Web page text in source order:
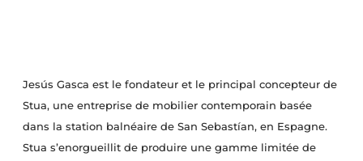
Jesús Gasca est le fondateur et le principal concepteur de
Stua, une entreprise de mobilier contemporain basée
dans la station balnéaire de San Sebastían, en Espagne.
Stua s’enorgueillit de produire une gamme limitée de